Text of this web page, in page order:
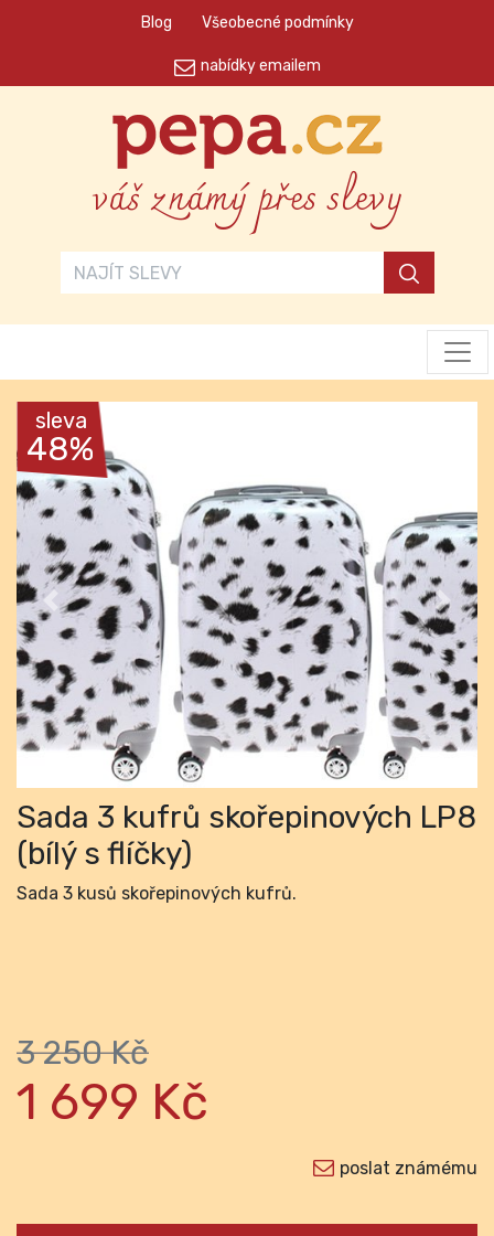
Blog Všeobecné podmínky
nabídky emailem
váš známý přes slevy
sleva
48%
Previous Next
Sada 3 kufrů skořepinových LP8
(bílý s flíčky)
Sada 3 kusů skořepinových kufrů.
3 250 Kč
1 699 Kč
poslat známému